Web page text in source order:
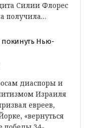
Силии Флорес
получила…
покинуть Нью-
диаспоры и
Израиля
евреев,
«вернуться